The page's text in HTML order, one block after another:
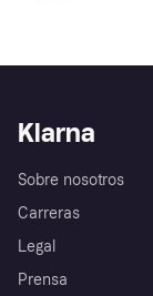
Klarna
Sobre nosotros
Carreras
Legal
Prensa